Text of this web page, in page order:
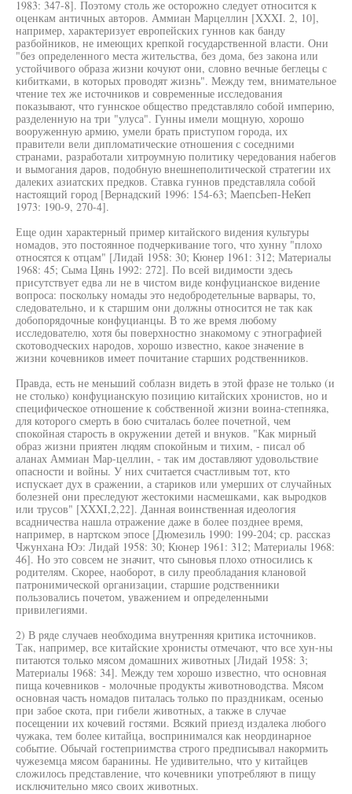
1983: 347-8]. Поэтому столь же осторожно следует относится к
оценкам античных авторов. Аммиан Марцеллин [XXXI. 2, 10],
например, характеризует европейских гуннов как банду
разбойников, не имеющих крепкой государственной власти. Они
"без определенного места жительства, без дома, без закона или
устойчивого образа жизни кочуют они, словно вечные беглецы с
кибитками, в которых проводят жизнь". Между тем, внимательное
чтение тех же источников и современные исследования
показывают, что гуннское общество представляло собой империю,
разделенную на три "улуса". Гунны имели мощную, хорошо
вооруженную армию, умели брать приступом города, их
правители вели дипломатические отношения с соседними
странами, разработали хитроумную политику чередования набегов
и вымогания даров, подобную внешнеполитической стратегии их
далеких азиатских предков. Ставка гуннов представляла собой
настоящий город [Вернадский 1996: 154-63; МаепсЬеп-НеКеп
1973: 190-9, 270-4].
Еще один характерный пример китайского видения культуры
номадов, это постоянное подчеркивание того, что хунну "плохо
относятся к отцам" [Лидай 1958: 30; Кюнер 1961: 312; Материалы
1968: 45; Сыма Цянь 1992: 272]. По всей видимости здесь
присутствует едва ли не в чистом виде конфуцианское видение
вопроса: поскольку номады это недобродетельные варвары, то,
следовательно, и к старшим они должны относится не так как
добопорядочные конфуцианцы. В то же время любому
исследователю, хотя бы поверхностно знакомому с этнографией
скотоводческих народов, хорошо известно, какое значение в
жизни кочевников имеет почитание старших родственников.
Правда, есть не меньший соблазн видеть в этой фразе не только (и
не столько) конфуцианскую позицию китайских хронистов, но и
специфическое отношение к собственной жизни воина-степняка,
для которого смерть в бою считалась более почетной, чем
спокойная старость в окружении детей и внуков. "Как мирный
образ жизни приятен людям спокойным и тихим, - писал об
аланах Аммиан Мар-целлин, - так им доставляют удовольствие
опасности и войны. У них считается счастливым тот, кто
испускает дух в сражении, а стариков или умерших от случайных
болезней они преследуют жестокими насмешками, как выродков
или трусов" [XXXI,2,22]. Данная воинственная идеология
всадничества нашла отражение даже в более позднее время,
например, в нартском эпосе [Дюмезиль 1990: 199-204; ср. рассказ
Чжунхана Юэ: Лидай 1958: 30; Кюнер 1961: 312; Материалы 1968:
46]. Но это совсем не значит, что сыновья плохо относились к
родителям. Скорее, наоборот, в силу преобладания клановой
патронимической организации, старшие родственники
пользовались почетом, уважением и определенными
привилегиями.
2) В ряде случаев необходима внутренняя критика источников.
Так, например, все китайские хронисты отмечают, что все хун-ны
питаются только мясом домашних животных [Лидай 1958: 3;
Материалы 1968: 34]. Между тем хорошо известно, что основная
пища кочевников - молочные продукты животноводства. Мясом
основная часть номадов питалась только по праздникам, осенью
при забое скота, при гибели животных, а также в случае
посещении их кочевий гостями. Всякий приезд издалека любого
чужака, тем более китайца, воспринимался как неординарное
событие. Обычай гостеприимства строго предписывал накормить
чужеземца мясом баранины. Не удивительно, что у китайцев
сложилось представление, что кочевники употребляют в пищу
исключительно мясо своих животных.